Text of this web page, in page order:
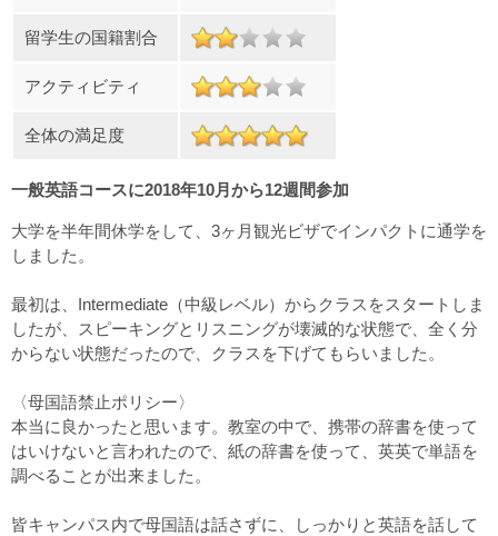
留学生の国籍割合
アクティビティ
全体の満足度
一般英語コースに2018年10月から12週間参加
大学を半年間休学をして、3ヶ月観光ビザでインパクトに通学を
しました。
最初は、Intermediate（中級レベル）からクラスをスタートしま
したが、スピーキングとリスニングが壊滅的な状態で、全く分
からない状態だったので、クラスを下げてもらいました。
〈母国語禁止ポリシー〉
本当に良かったと思います。教室の中で、携帯の辞書を使って
はいけないと言われたので、紙の辞書を使って、英英で単語を
調べることが出来ました。
皆キャンパス内で母国語は話さずに、しっかりと英語を話して